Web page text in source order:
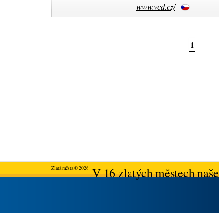
www.vcd.cz/
1
Zlatá města © 2026V 16 zlatých městech